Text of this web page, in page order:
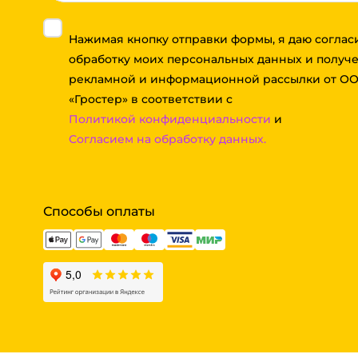
Нажимая кнопку отправки формы, я даю
обработку моих персональных данных и
рекламной и информационной рассылки от
«Гростер» в соответствии с
Политикой конфиденциальности и
Согласием на обработку данных.
Способы оплаты